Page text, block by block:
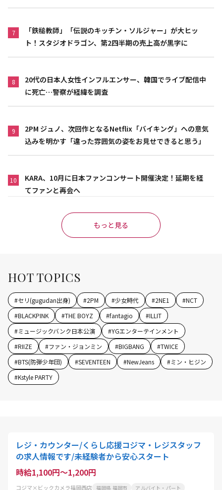
7
「鉄槌教師」「伝説のキッチン・ソルジャー」が大ヒッ
ト！スタジオドラゴン、第2四半期の売上高が黒字に
8
20代の日本人女性インフルエンサー、韓国でライブ配信中
に死亡…警察が経緯を調査
9
2PM ジュノ、次回作となるNetflix「バイキング」への意気
込みを明かす「違った雰囲気の姿をお見せできると思う」
10
KARA、10月に日本ファンコンサート開催決定！延期を経
てファンと再会へ
もっと見る
HOT TOPICS
#セリ(gugudan出身) #2PM #少女時代 #2NE1 #NCT
#BLACKPINK #THE BOYZ #fantagio #ILLIT
#ミュージックバンク日本公演 #YGエンターテインメント
#RIIZE #ファン・ジョンミン #BIGBANG #TWICE
#BTS(防弾少年団) #SEVENTEEN #NewJeans #ミン・ヒジン
#Kstyle PARTY
レジ・カウンター/くらし応援コジマ・レジスタッフ
の求人情報です/未経験者から安心スタート
時給1,100円～1,200円
コジマ×ビックカメラ福岡西店 福岡県 福岡市 アルバイト・パート